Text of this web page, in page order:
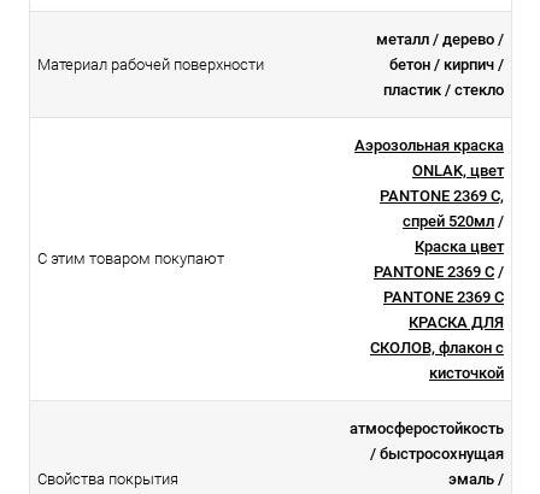
Материал рабочей поверхности
металл / дерево /
бетон / кирпич /
пластик / стекло
С этим товаром покупают
Аэрозольная краска
ONLAK, цвет
PANTONE 2369 C,
спрей 520мл /
Краска цвет
PANTONE 2369 C /
PANTONE 2369 C
КРАСКА ДЛЯ
СКОЛОВ, флакон с
кисточкой
Свойства покрытия
атмосферостойкоcть
/ быстросохнущая
эмаль /